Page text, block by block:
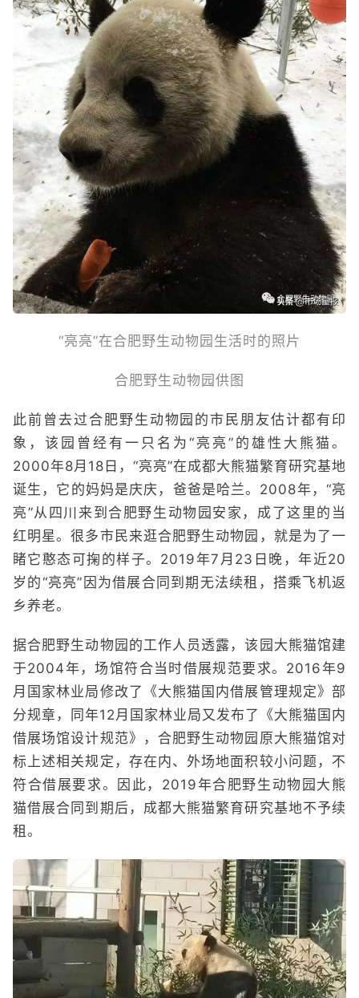
“亮亮”在合肥野生动物园生活时的照片
合肥野生动物园供图
此前曾去过合肥野生动物园的市民朋友估计都有印
象，该园曾经有一只名为“亮亮”的雄性大熊猫。
2000年8月18日，“亮亮”在成都大熊猫繁育研究基地
诞生，它的妈妈是庆庆，爸爸是哈兰。2008年，“亮
亮”从四川来到合肥野生动物园安家，成了这里的当
红明星。很多市民来逛合肥野生动物园，就是为了一
睹它憨态可掬的样子。2019年7月23日晚，年近20
岁的“亮亮”因为借展合同到期无法续租，搭乘飞机返
乡养老。
据合肥野生动物园的工作人员透露，该园大熊猫馆建
于2004年，场馆符合当时借展规范要求。2016年9
月国家林业局修改了《大熊猫国内借展管理规定》部
分规章，同年12月国家林业局又发布了《大熊猫国内
借展场馆设计规范》，合肥野生动物园原大熊猫馆对
标上述相关规定，存在内、外场地面积较小问题，不
符合借展要求。因此，2019年合肥野生动物园大熊
猫借展合同到期后，成都大熊猫繁育研究基地不予续
租。